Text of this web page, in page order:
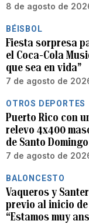
8 de agosto de
BÉISBOL
Fiesta sorpresa
el Coca-Cola
que sea en vida”
7 de agosto de
OTROS DEPORTES
Puerto Rico con
relevo 4x400
de Santo
7 de agosto de
BALONCESTO
Vaqueros y
previo al inicio de
“Estamos muy